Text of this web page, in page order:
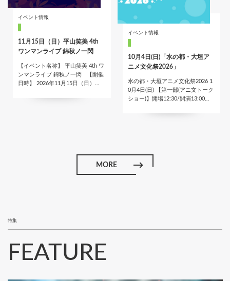
イベント情報
11月15日（日）平山笑美 4th
ワンマンライブ 錦秋ノ一閃
【イベント名称】 平山笑美 4th ワ
ンマンライブ 錦秋ノ一閃 【開催
日時】 2026年11月15日（日）…
イベント情報
10月4日(日)「水の都・大垣ア
ニメ文化祭2026」
水の都・大垣アニメ文化祭2026 1
0月4日(日) 【第一部(アニ文トーク
ショー)】開場12:30/開演13:00…
MORE
特集
FEATURE